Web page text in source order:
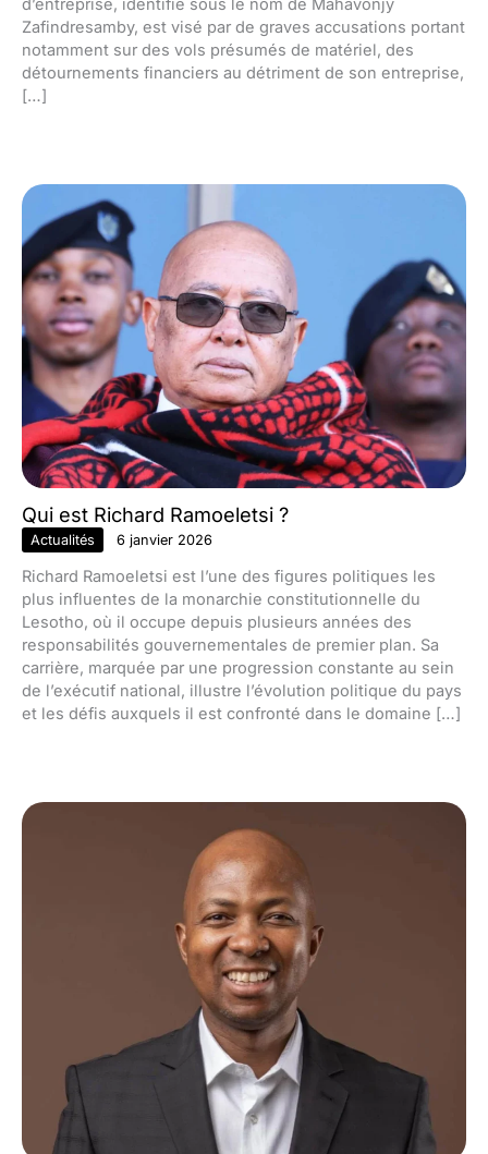
d’entreprise, identifié sous le nom de Mahavonjy
Zafindresamby, est visé par de graves accusations portant
notamment sur des vols présumés de matériel, des
détournements financiers au détriment de son entreprise,
[…]
Qui est Richard Ramoeletsi ?
Actualités 6 janvier 2026
Richard Ramoeletsi est l’une des figures politiques les
plus influentes de la monarchie constitutionnelle du
Lesotho, où il occupe depuis plusieurs années des
responsabilités gouvernementales de premier plan. Sa
carrière, marquée par une progression constante au sein
de l’exécutif national, illustre l’évolution politique du pays
et les défis auxquels il est confronté dans le domaine […]